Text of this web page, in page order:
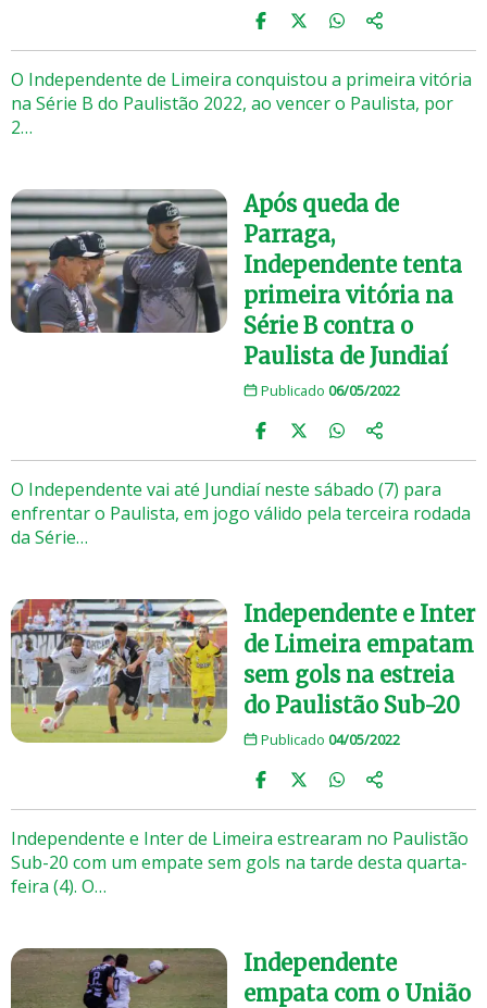
O Independente de Limeira conquistou a primeira vitória
na Série B do Paulistão 2022, ao vencer o Paulista, por
2…
Após queda de
Parraga,
Independente tenta
primeira vitória na
Série B contra o
Paulista de Jundiaí
Publicado 06/05/2022
O Independente vai até Jundiaí neste sábado (7) para
enfrentar o Paulista, em jogo válido pela terceira rodada
da Série…
Independente e Inter
de Limeira empatam
sem gols na estreia
do Paulistão Sub-20
Publicado 04/05/2022
Independente e Inter de Limeira estrearam no Paulistão
Sub-20 com um empate sem gols na tarde desta quarta-
feira (4). O…
Independente
empata com o União